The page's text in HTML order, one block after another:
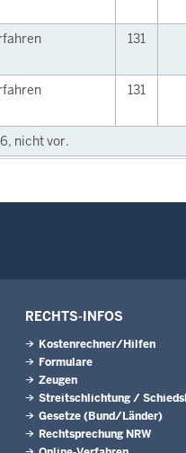
131
131
nicht vor.
RECHTS-INFOS
Kostenrechner/Hilfen
Formulare
Zeugen
Streitschlichtung /
Gesetze (Bund/Länder)
Rechtsprechung NRW